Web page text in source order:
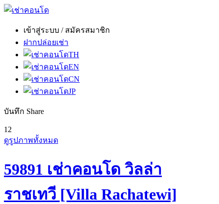
เข้าสู่ระบบ / สมัครสมาชิก
ฝากปล่อยเช่า
TH
EN
CN
JP
บันทึก Share
12
ดูรูปภาพทั้งหมด
59891 เช่าคอนโด วิลล่า
ราชเทวี [Villa Rachatewi]